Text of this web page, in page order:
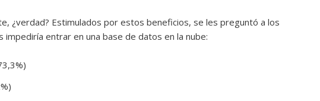
¿verdad? Estimulados por estos beneficios, se les preguntó a los
impediría entrar en una base de datos en la nube: